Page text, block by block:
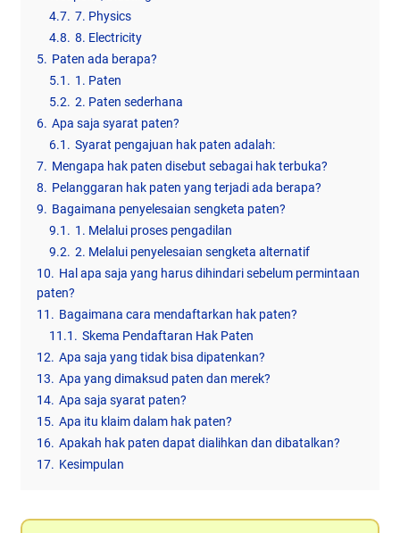
4.7. 7. Physics
4.8. 8. Electricity
5. Paten ada berapa?
5.1. 1. Paten
5.2. 2. Paten sederhana
6. Apa saja syarat paten?
6.1. Syarat pengajuan hak paten adalah:
7. Mengapa hak paten disebut sebagai hak terbuka?
8. Pelanggaran hak paten yang terjadi ada berapa?
9. Bagaimana penyelesaian sengketa paten?
9.1. 1. Melalui proses pengadilan
9.2. 2. Melalui penyelesaian sengketa alternatif
10. Hal apa saja yang harus dihindari sebelum permintaan
paten?
11. Bagaimana cara mendaftarkan hak paten?
11.1. Skema Pendaftaran Hak Paten
12. Apa saja yang tidak bisa dipatenkan?
13. Apa yang dimaksud paten dan merek?
14. Apa saja syarat paten?
15. Apa itu klaim dalam hak paten?
16. Apakah hak paten dapat dialihkan dan dibatalkan?
17. Kesimpulan